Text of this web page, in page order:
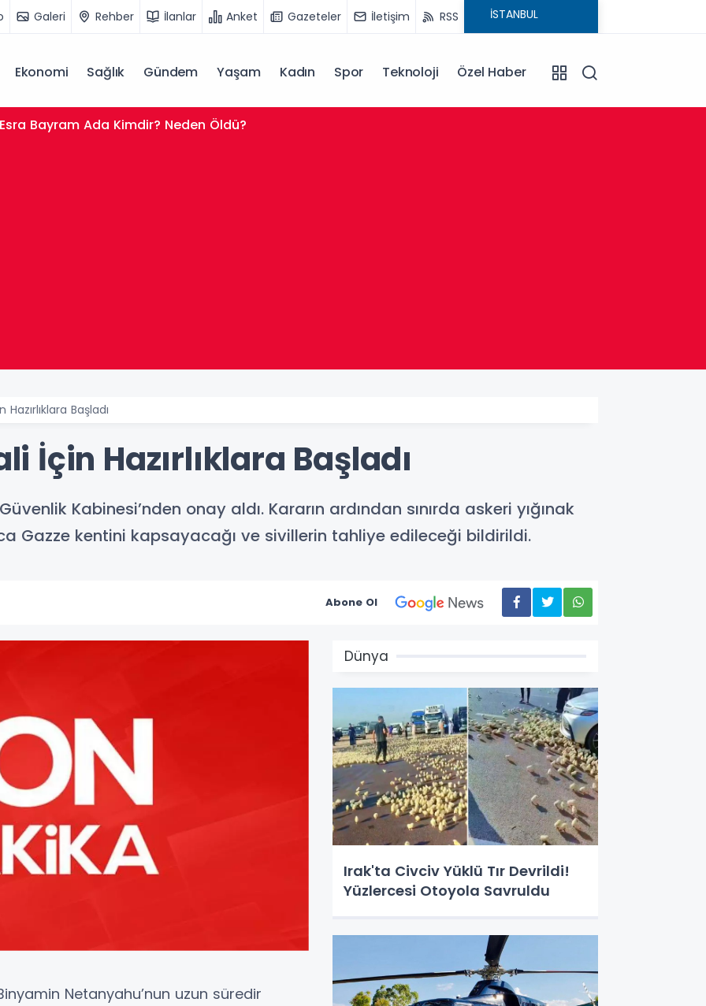
Galeri Rehber İlanlar Anket Gazeteler İletişim RSS
Ekonomi Sağlık Gündem Yaşam Kadın Spor Teknoloji Özel Haber
Bayram Ada Kimdir? Neden Öldü?
Başladı
İçin Hazırlıklara Başladı
Kabinesi’nden onay aldı. Kararın ardından sınırda askeri yığınak
Gazze kentini kapsayacağı ve sivillerin tahliye edileceği bildirildi.
Abone Ol
Netanyahu’nun uzun süredir
Dünya
Irak'ta Civciv Yüklü Tır Devrildi!
Yüzlercesi Otoyola Savruldu